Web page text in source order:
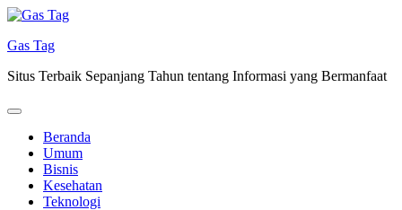
Skip
content
Gas Tag
Situs Terbaik Sepanjang Tahun tentang Informasi yang Bermanfaat
Beranda
Umum
Bisnis
Kesehatan
Teknologi